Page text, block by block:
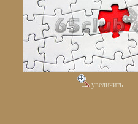
увеличить